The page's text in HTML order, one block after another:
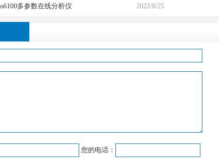
多参数在线分析仪 2022/8/25
您的电话：